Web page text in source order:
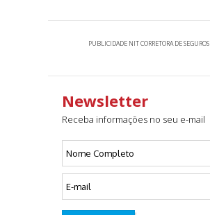
PUBLICIDADE NIT CORRETORA DE SEGUROS
Newsletter
Receba informações no seu e-mail